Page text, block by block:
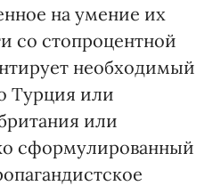
на умение их
со стопроцентной
необходимый
Турция или
или
сформулированный